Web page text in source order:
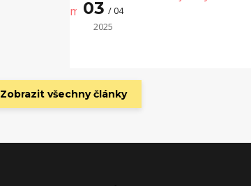
03 04
2025
Zobrazit všechny články